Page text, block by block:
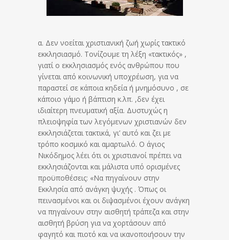
α. Δεν νοείται χριστιανική ζωή χωρίς τακτικό
εκκλησιασμό. Τονίζουμε τη λέξη «τακτικός» ,
γιατί ο εκκλησιασμός ενός ανθρώπου που
γίνεται από κοινωνική υποχρέωση, για να
παραστεί σε κάποια κηδεία ή μνημόσυνο , σε
κάποιο γάμο ή βάπτιση κ.λπ. ,δεν έχει
ιδιαίτερη πνευματική αξία. Δυστυχώς η
πλειοψηφία των λεγόμενων χριστιανών δεν
εκκλησιάζεται τακτικά, γι’ αυτό και ζει με
τρόπο κοσμικό και αμαρτωλό. Ο άγιος
Νικόδημος λέει ότι οι χριστιανοί πρέπει να
εκκλησιάζονται και μάλιστα υπό ορισμένες
προϋποθέσεις: «Να πηγαίνουν στην
Εκκλησία από ανάγκη ψυχής . Όπως οι
πεινασμένοι και οι διψασμένοι έχουν ανάγκη
να πηγαίνουν στην αισθητή τράπεζα και στην
αισθητή βρύση για να χορτάσουν από
φαγητό και πιοτό και να ικανοποιήσουν την